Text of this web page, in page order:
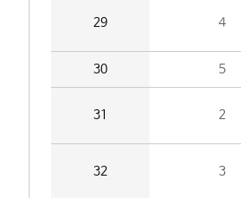
29 4
30 5
31 2
32 3